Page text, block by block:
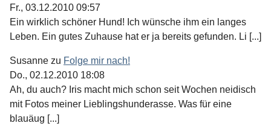
Fr., 03.12.2010 09:57
Ein wirklich schöner Hund! Ich wünsche ihm ein langes
Leben. Ein gutes Zuhause hat er ja bereits gefunden. Li [...]
Susanne zu Folge mir nach!
Do., 02.12.2010 18:08
Ah, du auch? Iris macht mich schon seit Wochen neidisch
mit Fotos meiner Lieblingshunderasse. Was für eine
blauäug [...]